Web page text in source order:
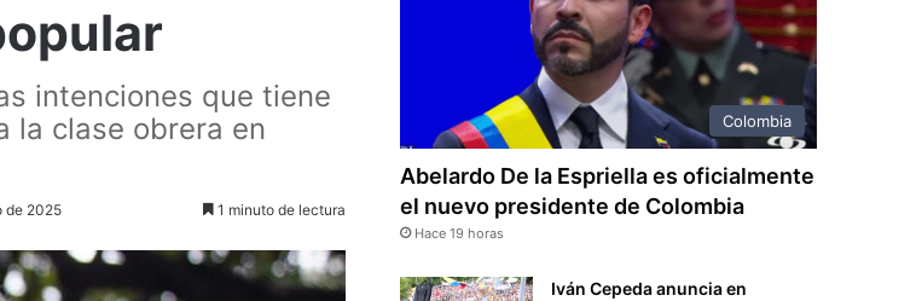
intenciones que tiene
la clase obrera en
de 2025 1 minuto de lectura
Colombia
Abelardo De la Espriella es oficialmente
el nuevo presidente de Colombia
Hace 19 horas
Iván Cepeda anuncia en